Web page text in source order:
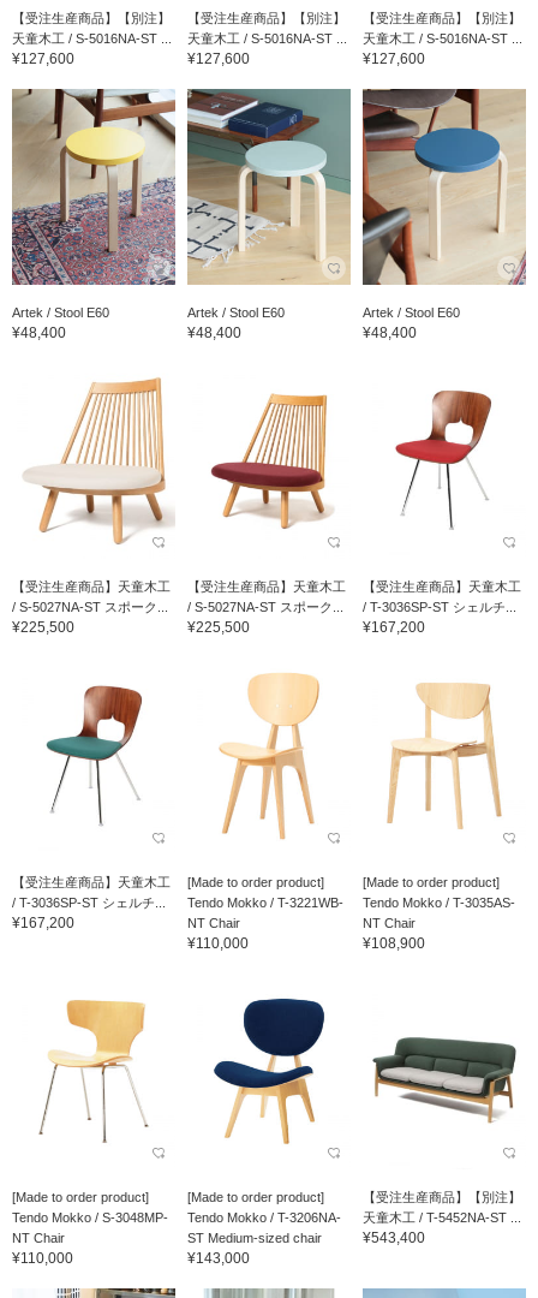
【受注生産商品】【別注】
天童木工 / S-5016NA-ST ...
¥127,600
【受注生産商品】【別注】
天童木工 / S-5016NA-ST ...
¥127,600
【受注生産商品】【別注】
天童木工 / S-5016NA-ST ...
¥127,600
Artek / Stool E60
¥48,400
Artek / Stool E60
¥48,400
Artek / Stool E60
¥48,400
【受注生産商品】天童木工
/ S-5027NA-ST スポーク...
¥225,500
【受注生産商品】天童木工
/ S-5027NA-ST スポーク...
¥225,500
【受注生産商品】天童木工
/ T-3036SP-ST シェルチ...
¥167,200
【受注生産商品】天童木工
/ T-3036SP-ST シェルチ...
¥167,200
[Made to order product]
Tendo Mokko / T-3221WB-
NT Chair
¥110,000
[Made to order product]
Tendo Mokko / T-3035AS-
NT Chair
¥108,900
[Made to order product]
Tendo Mokko / S-3048MP-
NT Chair
¥110,000
[Made to order product]
Tendo Mokko / T-3206NA-
ST Medium-sized chair
¥143,000
【受注生産商品】【別注】
天童木工 / T-5452NA-ST ...
¥543,400